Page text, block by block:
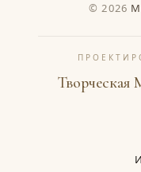
© 2026
Творческая